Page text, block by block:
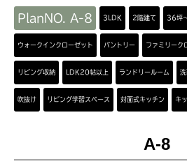
PlanNO. A-8 3LDK 2階建て 36坪
ウォークインクローゼット パントリー ファミリーク
リビング収納 LDK20帖以上 ランドリールーム 洗
吹抜け リビング学習スペース 対面式キッチン キ
A-8